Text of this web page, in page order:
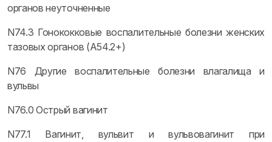
органов неуточненные
N74.3 Гонококковые воспалительные болезни женских
тазовых органов (A54.2+)
N76 Другие воспалительные болезни влагалища и
вульвы
N76.0 Острый вагинит
N77.1 Вагинит, вульвит и вульвовагинит при